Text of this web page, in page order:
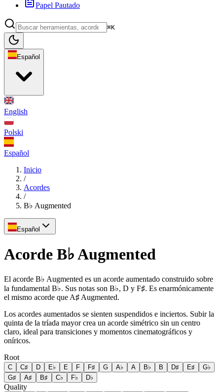
Papel Pautado
⌘K
Español
English
Polski
Español
Inicio
/
Acordes
/
B♭ Augmented
Español
Acorde B♭ Augmented
El acorde B♭ Augmented es un acorde aumentado construido sobre
la fundamental B♭. Sus notas son B♭, D y F♯. Es enarmónicamente
el mismo acorde que A♯ Augmented.
Los acordes aumentados se sienten suspendidos e inciertos. Subir la
quinta de la tríada mayor crea un acorde simétrico sin un centro
claro, ideal para transiciones y momentos cinematográficos y
oníricos.
Root
C C♯ D E♭ E F F♯ G A♭ A B♭ B D♯ E♯
G♭
G♯
A♯ B♯ C♭ F♭ D♭
Quality